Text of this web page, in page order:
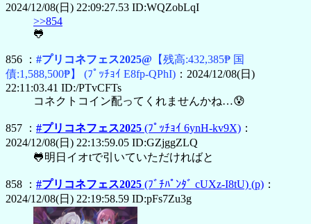
2024/12/08(日) 22:09:27.53 ID:WQZobLqI
>>854
🐸
856 ： #プリコネフェス2025@ 【残高:432,385₱ 国
債:1,588,500₱】
(ﾌﾟｯﾁｮｲ E8fp-QPhI) ：2024/12/08(日)
22:11:03.41 ID:/PTvCFTs
コネクトコイン配ってくれませんかね…😰
857 ： #プリコネフェス2025 (ﾌﾟｯﾁｮｲ 6ynH-kv9X) ：
2024/12/08(日) 22:13:59.05 ID:GZjggZLQ
🐸明日イオtで引いていただければと
858 ： #プリコネフェス2025 (ﾌﾞﾁﾊﾟﾝﾀﾞ cUXz-I8tU) (p) ：
2024/12/08(日) 22:19:58.59 ID:pFs7Zu3g